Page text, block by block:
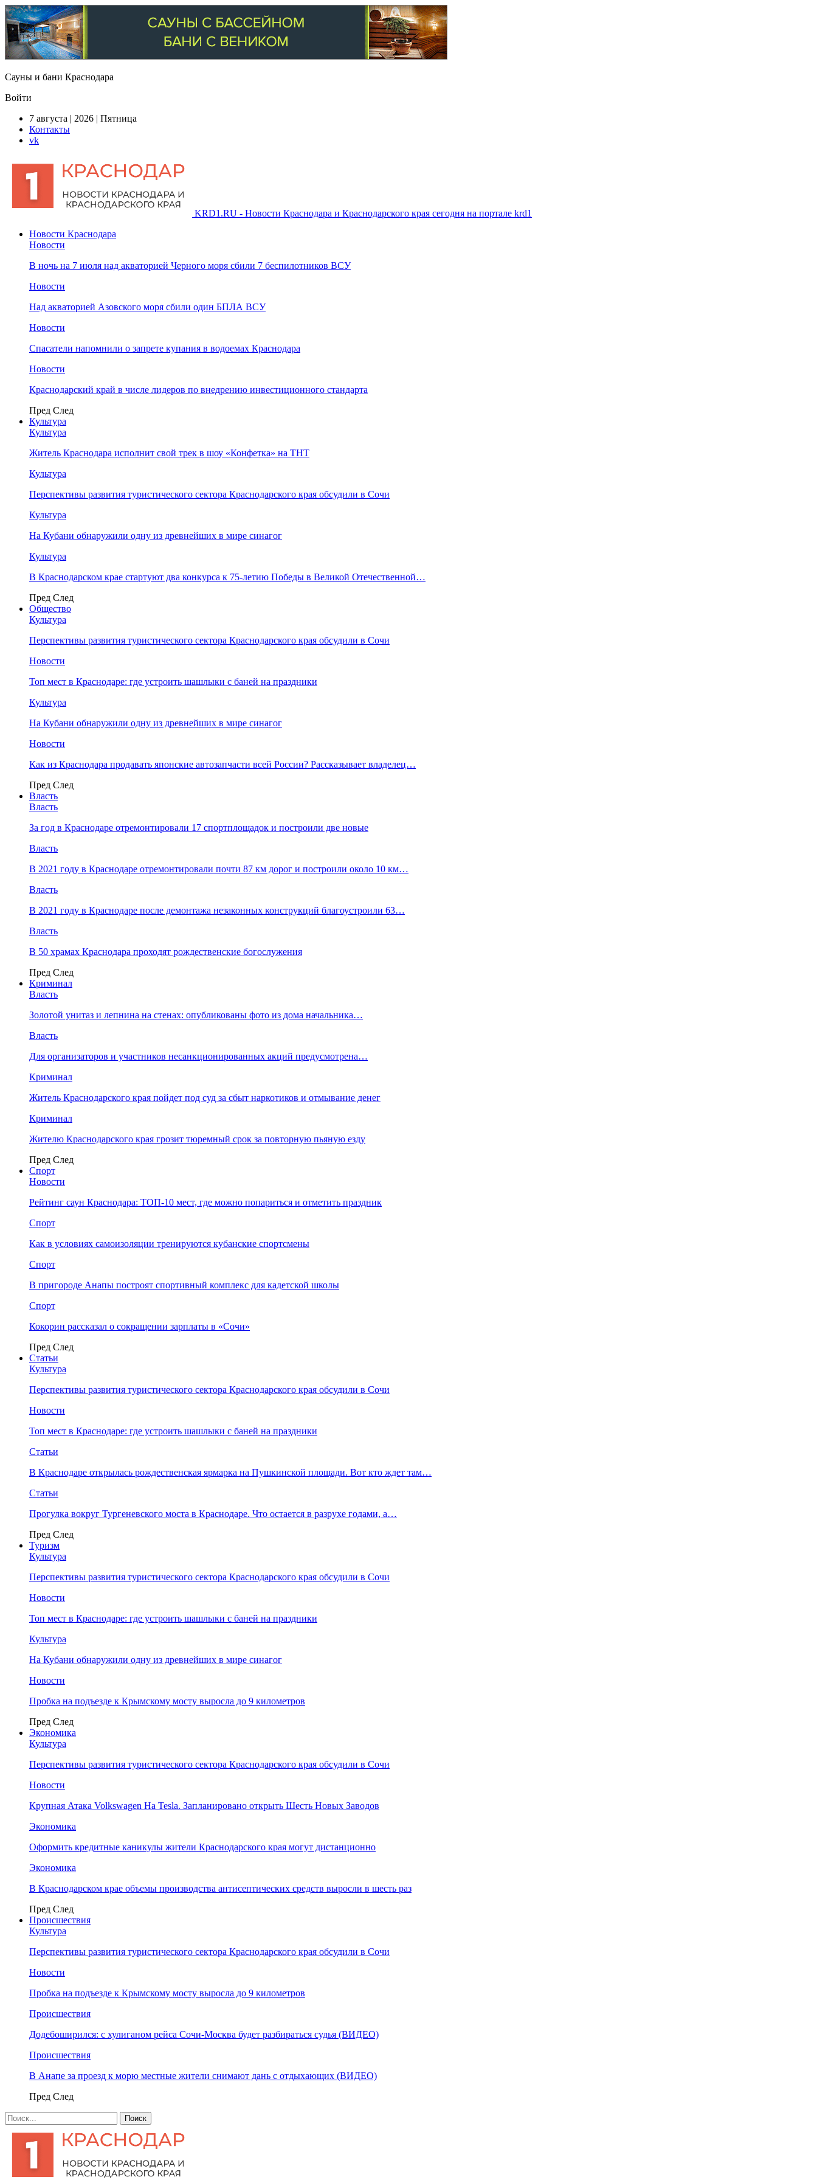
Сауны и бани Краснодара
Войти
7 августа | 2026 | Пятница
Контакты
vk
KRD1.RU - Новости Краснодара и Краснодарского края сегодня на портале krd1
Новости Краснодара
Новости
В ночь на 7 июля над акваторией Черного моря сбили 7 беспилотников ВСУ
Новости
Над акваторией Азовского моря сбили один БПЛА ВСУ
Новости
Спасатели напомнили о запрете купания в водоемах Краснодара
Новости
Краснодарский край в числе лидеров по внедрению инвестиционного стандарта
Пред След
Культура
Культура
Житель Краснодара исполнит свой трек в шоу «Конфетка» на ТНТ
Культура
Перспективы развития туристического сектора Краснодарского края обсудили в Сочи
Культура
На Кубани обнаружили одну из древнейших в мире синагог
Культура
В Краснодарском крае стартуют два конкурса к 75-летию Победы в Великой Отечественной…
Пред След
Общество
Культура
Перспективы развития туристического сектора Краснодарского края обсудили в Сочи
Новости
Топ мест в Краснодаре: где устроить шашлыки с баней на праздники
Культура
На Кубани обнаружили одну из древнейших в мире синагог
Новости
Как из Краснодара продавать японские автозапчасти всей России? Рассказывает владелец…
Пред След
Власть
Власть
За год в Краснодаре отремонтировали 17 спортплощадок и построили две новые
Власть
В 2021 году в Краснодаре отремонтировали почти 87 км дорог и построили около 10 км…
Власть
В 2021 году в Краснодаре после демонтажа незаконных конструкций благоустроили 63…
Власть
В 50 храмах Краснодара проходят рождественские богослужения
Пред След
Криминал
Власть
​Золотой унитаз и лепнина на стенах: опубликованы фото из дома начальника…
Власть
Для организаторов и участников несанкционированных акций предусмотрена…
Криминал
Житель Краснодарского края пойдет под суд за сбыт наркотиков и отмывание денег
Криминал
Жителю Краснодарского края грозит тюремный срок за повторную пьяную езду
Пред След
Спорт
Новости
Рейтинг саун Краснодара: ТОП-10 мест, где можно попариться и отметить праздник
Спорт
Как в условиях самоизоляции тренируются кубанские спортсмены
Спорт
В пригороде Анапы построят спортивный комплекс для кадетской школы
Спорт
Кокорин рассказал о сокращении зарплаты в «Сочи»
Пред След
Статьи
Культура
Перспективы развития туристического сектора Краснодарского края обсудили в Сочи
Новости
Топ мест в Краснодаре: где устроить шашлыки с баней на праздники
Статьи
В Краснодаре открылась рождественская ярмарка на Пушкинской площади. Вот кто ждет там…
Статьи
Прогулка вокруг Тургеневского моста в Краснодаре. Что остается в разрухе годами, а…
Пред След
Туризм
Культура
Перспективы развития туристического сектора Краснодарского края обсудили в Сочи
Новости
Топ мест в Краснодаре: где устроить шашлыки с баней на праздники
Культура
На Кубани обнаружили одну из древнейших в мире синагог
Новости
Пробка на подъезде к Крымскому мосту выросла до 9 километров
Пред След
Экономика
Культура
Перспективы развития туристического сектора Краснодарского края обсудили в Сочи
Новости
Крупная Атака Volkswagen На Tesla. Запланировано открыть Шесть Новых Заводов
Экономика
Оформить кредитные каникулы жители Краснодарского края могут дистанционно
Экономика
В Краснодарском крае объемы производства антисептических средств выросли в шесть раз
Пред След
Происшествия
Культура
Перспективы развития туристического сектора Краснодарского края обсудили в Сочи
Новости
Пробка на подъезде к Крымскому мосту выросла до 9 километров
Происшествия
Додебоширился: с хулиганом рейса Сочи-Москва будет разбираться судья (ВИДЕО)
Происшествия
В Анапе за проезд к морю местные жители снимают дань с отдыхающих (ВИДЕО)
Пред След